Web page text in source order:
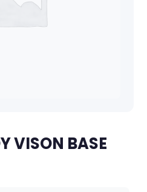
VISON BASE